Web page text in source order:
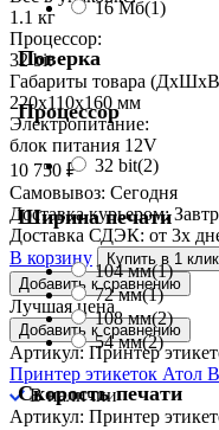
16 Мб(1)
Поверка
Процессор
32 bit(2)
Ширина печати
104 мм(1)
72 мм(1)
108 мм(2)
54 мм(2)
Скорость печати
1.1 кг
Процессор:
32 bit
Габариты товара
220x110x160 мм
Электропитание:
блок питания 12V
10 750 ₽
Самовывоз: Сегодня
Доставка курьером:
Доставка СДЭК: от 3х
В корзину
Купить в 1 клик
Добавить к сравнению
Лучшая цена
Добавить к сравнению
Артикул: Принтер
Принтер этикеток Атол
В наличии
Артикул: Принтер